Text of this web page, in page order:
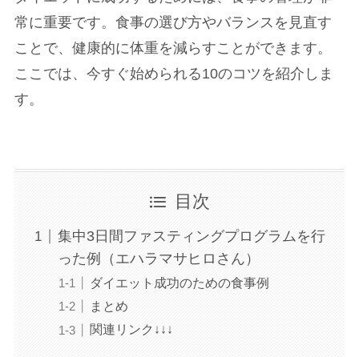
常に重要です。食事の選び方やバランスを見直す
ことで、健康的に体重を減らすことができます。
ここでは、今すぐ始められる10のコツを紹介しま
す。
目次
集中3日間ファスティングプログラムを行
った例（エハラマサヒロさん）
ダイエット成功のための食事例
まとめ
関連リンク↓↓↓